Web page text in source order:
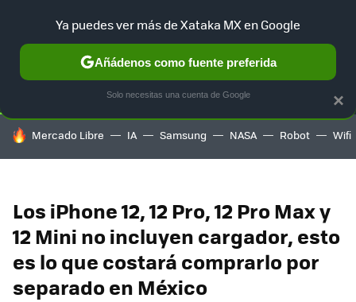
SELECCIÓN GAMING HOME AUTO TERRITORIO
HOY SE HABLA DE
Mercado Libre IA Samsung NASA Robot Wifi
Los iPhone 12, 12 Pro, 12 Pro Max y
12 Mini no incluyen cargador, esto
es lo que costará comprarlo por
separado en México
×
Ya puedes ver más de Xataka MX en Google
Añádenos como fuente preferida
Solo necesitas una cuenta de Google